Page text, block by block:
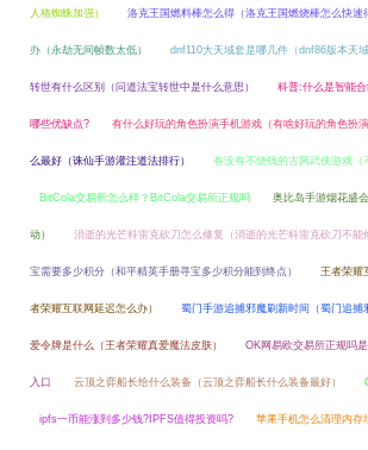
人格蜘蛛加强） 洛克王国燃料棒怎么得（洛克王国燃烧棒怎么快速
办（永劫无间帧数太低） dnf110大天域套是哪几件（dnf86版本天域
转世有什么区别（问道法宝转世中是什么意思） 科普:什么是智能
哪些优缺点? 有什么好玩的角色扮演手机游戏（有啥好玩的角色扮演
么最好（诛仙手游灌注道法排行） 有没有不烧钱的古风武侠游戏（
BitCola交易所怎么样？BitCola交易所正规吗 奥比岛手游烟花盛
动） 消逝的光芒科雷克砍刀怎么修复（消逝的光芒科雷克砍刀不能
宝需要多少积分（和平精英手册寻宝多少积分能到终点） 王者荣耀
者荣耀互联网延迟怎么办） 蜀门手游追捕邪魔刷新时间（蜀门追捕
爱令牌是什么（王者荣耀真爱魔法皮肤） OK网易欧交易所正规吗
入口 云顶之弈船长给什么装备（云顶之弈船长什么装备最好）
ipfs一币能涨到多少钱?IPFS值得投资吗? 苹果手机怎么清理内存